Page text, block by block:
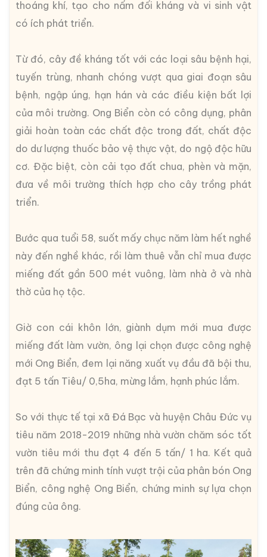
thoáng khí, tạo cho nấm đối kháng và vi sinh vật
có ích phát triển.
Từ đó, cây đề kháng tốt với các loại sâu bệnh hại,
tuyến trùng, nhanh chóng vượt qua giai đoạn sâu
bệnh, ngập úng, hạn hán và các điều kiện bất lợi
của môi trường. Ong Biển còn có công dụng, phân
giải hoàn toàn các chất độc trong đất, chất độc
do dư lượng thuốc bảo vệ thực vật, do ngộ độc hữu
cơ. Đặc biệt, còn cải tạo đất chua, phèn và mặn,
đưa về môi trường thích hợp cho cây trồng phát
triển.
Bước qua tuổi 58, suốt mấy chục năm làm hết nghề
này đến nghề khác, rồi làm thuê vẫn chỉ mua được
miếng đất gần 500 mét vuông, làm nhà ở và nhà
thờ của họ tộc.
Giờ con cái khôn lớn, giành dụm mới mua được
miếng đất làm vườn, ông lại chọn được công nghệ
mới Ong Biển, đem lại năng xuất vụ đầu đã bội thu,
đạt 5 tấn Tiêu/ 0,5ha, mừng lắm, hạnh phúc lắm.
So với thực tế tại xã Đá Bạc và huyện Châu Đức vụ
tiêu năm 2018-2019 những nhà vườn chăm sóc tốt
vườn tiêu mới thu đạt 4 đến 5 tấn/ 1 ha. Kết quả
trên đã chứng minh tính vượt trội của phân bón Ong
Biển, công nghệ Ong Biển, chứng minh sự lựa chọn
đúng của ông.